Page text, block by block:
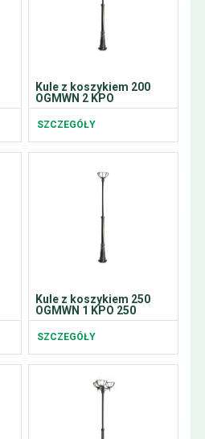
Kule z koszykiem 200
OGMWN 2 KPO
SZCZEGÓŁY
Kule z koszykiem 250
OGMWN 1 KPO 250
SZCZEGÓŁY